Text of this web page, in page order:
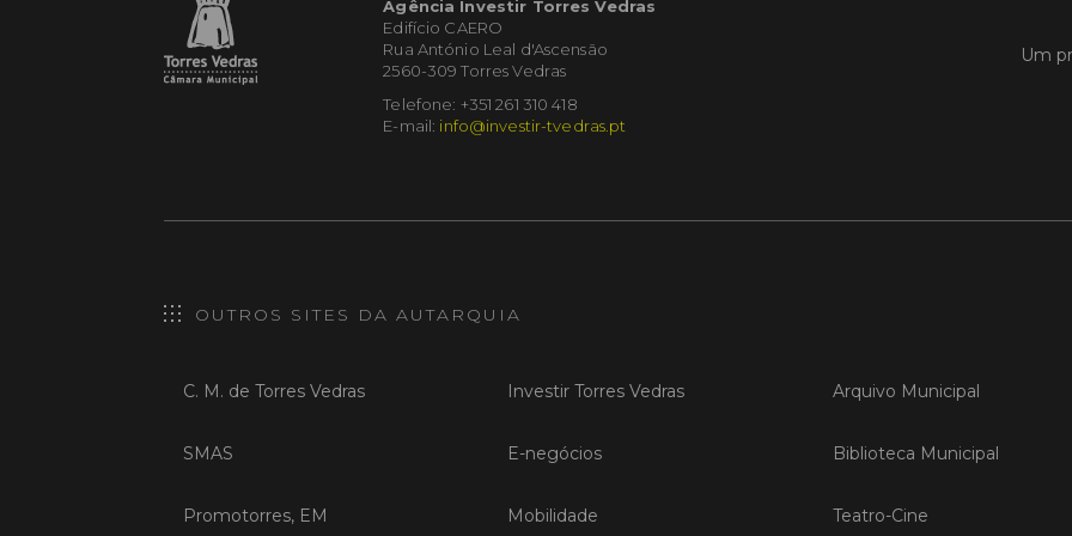
Agência Investir Torres Vedras
Edifício CAERO
Rua António Leal d'Ascensão
2560-309 Torres Vedras
Telefone: +351 261 310 418
E-mail: info@investir-tvedras.pt
Um
OUTROS SITES DA AUTARQUIA
C. M. de Torres Vedras
SMAS
Promotorres, EM
Investir Torres Vedras
E-negócios
Mobilidade
Arquivo Municipal
Biblioteca Municipal
Teatro-Cine